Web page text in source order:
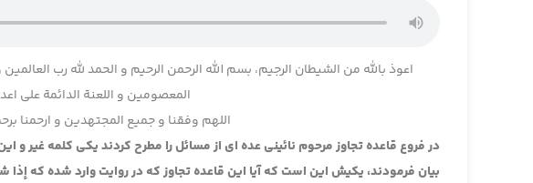
اعوذ بالله من الشیطان الرجیم، بسم الله الرحمن الرحیم و الحمد لله رب
المعصومین و اللعنة الدائمة علی
اللهم وفقنا و جمیع المجتهدین و ارحمنا
در فروع قاعده تجاوز مرحوم نائینی عده ای از مسائل را مطرح کردند یکی کلمه غیر و
بیان فرمودند، یکیش این است که آیا این قاعده تجاوز که در روایت وارد شده که